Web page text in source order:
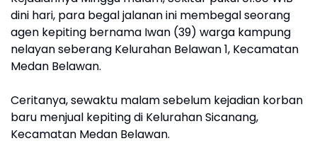
dini hari, para begal jalanan ini membegal seorang
agen kepiting bernama Iwan (39) warga kampung
nelayan seberang Kelurahan Belawan 1, Kecamatan
Medan Belawan.
Ceritanya, sewaktu malam sebelum kejadian korban
baru menjual kepiting di Kelurahan Sicanang,
Kecamatan Medan Belawan.